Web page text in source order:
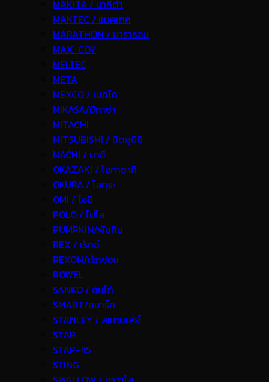
MAKITA / มากีต้า
MAKTEC / แมคเทค
MARATHON / มาราธอน
MAX-COY
MELTEC
META
MEXCO / เมคโค
MIKASA/มิกาซ่า
MITACHI
MITSUBISHI / มิตซูบิชิ
NACHI / นาชิ
OKAZAKI / โอคาซากิ
OKURA / โอกุระ
OMI / โอมิ
POLO / โปโล
PUMPKIN/พัมคิน
REX / เร็กช์
REXON/เร็กซ่อน
ROWEL
SANKO / ซันโก้
SMART/สมาร์ท
STANLEY / สแตนเล่ย์
STAR
STAR-45
STING